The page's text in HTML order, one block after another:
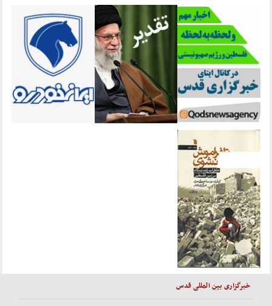
خبرگزاری بین المللی قدس